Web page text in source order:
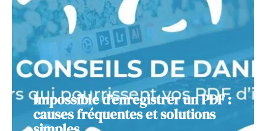
Impossible d’enregistrer un PDF :
causes fréquentes et solutions